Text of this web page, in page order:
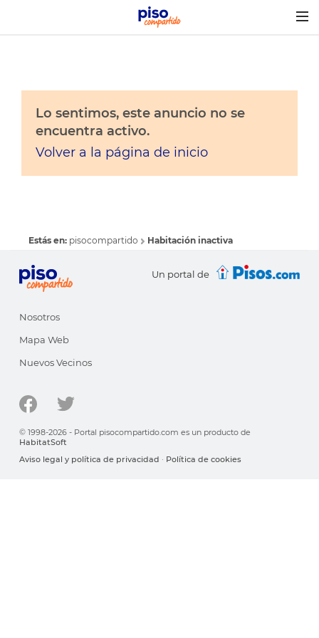
Lo sentimos, este anuncio no se
encuentra activo.
Volver a la página de inicio
Estás en: pisocompartido Habitación inactiva
Un portal de
Nosotros
Mapa Web
Nuevos Vecinos
© 1998-2026 - Portal pisocompartido.com es un producto de
HabitatSoft
Aviso legal y política de privacidad · Política de cookies